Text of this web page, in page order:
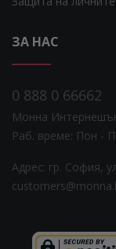
ЗА НАС
0 888 0 66662
Монна
Раб. време: Пoн -
Адрес: гр. София,